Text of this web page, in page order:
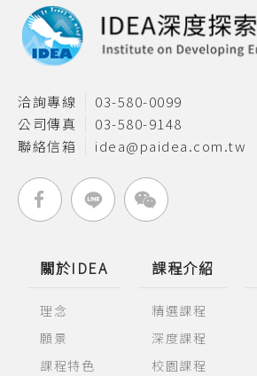
洽詢專線
03-580-0099
公司傳真
03-580-9148
聯絡信箱
idea@paidea.com.tw
關於IDEA
理念
願景
課程特色
課程介紹
精選課程
深度課程
校園課程